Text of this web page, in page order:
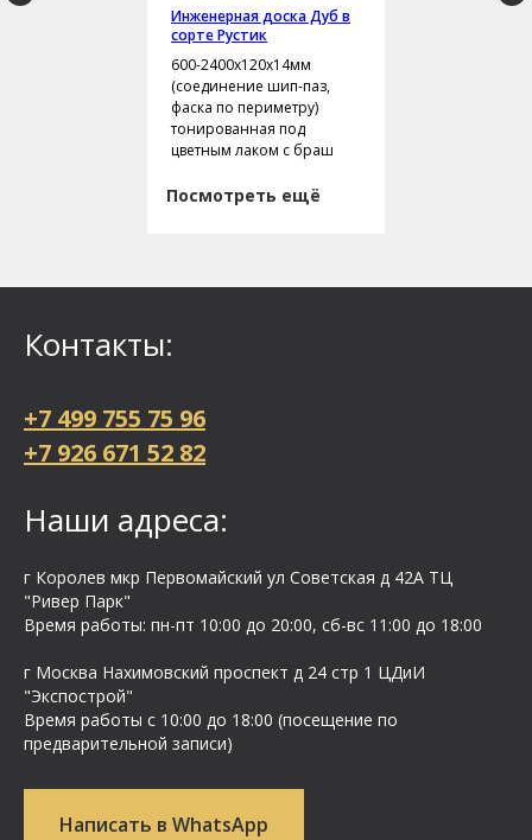
Инженерная доска Дуб в
сорте Рустик
600-2400х120х14мм
(соединение шип-паз,
фаска по периметру)
тонированная под
цветным лаком с браш
Посмотреть ещё
Контакты:
+7 499 755 75 96
+7 926 671 52 82
Наши адреса:
г Королев мкр Первомайский ул Cоветская д 42А ТЦ
"Ривер Парк"
Время работы: пн-пт 10:00 до 20:00, сб-вс 11:00 до 18:00
г Москва Нахимовский проспект д 24 стр 1 ЦДиИ
"Экспострой"
Время работы с 10:00 до 18:00 (посещение по
предварительной записи)
Написать в WhatsApp